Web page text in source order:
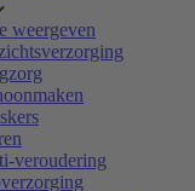
weergeven
veroudering